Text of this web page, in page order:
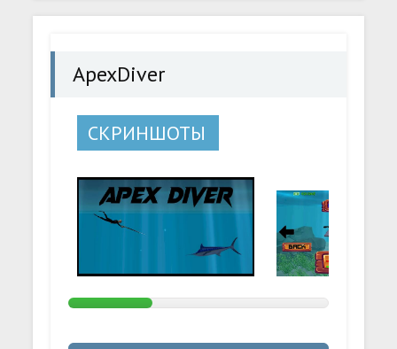
ApexDiver (Разблокировано все) на Андроид
ApexDiver
СКРИНШОТЫ